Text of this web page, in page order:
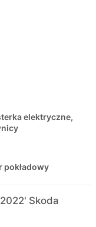
elektryczne,
pokładowy
Skoda